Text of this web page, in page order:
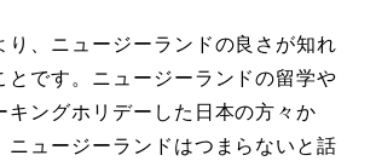
り、ニュージーランドの良さが知れ
とです。ニュージーランドの留学や
キングホリデーした日本の方々か
ニュージーランドはつまらないと話